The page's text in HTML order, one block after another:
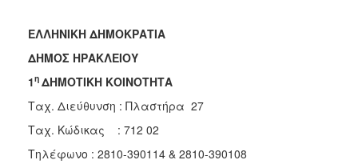
2020
2019
2018
2017
2016
2015
ΕΛΛΗΝΙΚΗ ΔΗΜΟΚΡΑΤΙΑ
ΔΗΜΟΣ ΗΡΑΚΛΕΙΟΥ
1η ΔΗΜΟΤΙΚΗ ΚΟΙΝΟΤΗΤΑ
Ταχ. Διεύθυνση : Πλαστήρα 27
Ταχ. Κώδικας : 712 02
Τηλέφωνo : 2810-390114 & 2810-390108